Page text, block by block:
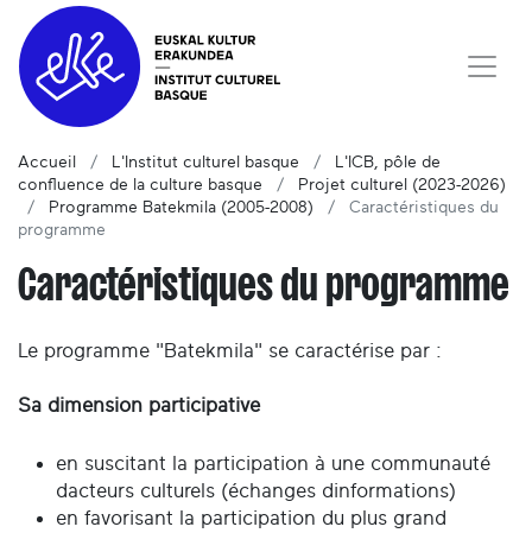
Accueil L'Institut culturel basque
L'ICB, pôle de
confluence de la culture basque
Projet culturel (2023-2026)
Programme Batekmila (2005-2008)
Caractéristiques du
programme
Caractéristiques du programme
Le programme "Batekmila" se caractérise par :
Sa dimension participative
en suscitant la participation à une communauté
dacteurs culturels (échanges dinformations)
en favorisant la participation du plus grand